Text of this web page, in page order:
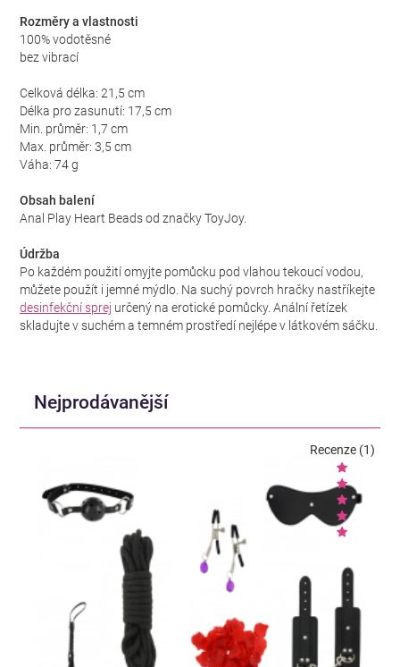
Rozměry a vlastnosti
100% vodotěsné
bez vibrací
Celková délka: 21,5 cm
Délka pro zasunutí: 17,5 cm
Min. průměr: 1,7 cm
Max. průměr: 3,5 cm
Váha: 74 g
Obsah balení
Anal Play Heart Beads od značky ToyJoy.
Údržba
Po každém použití omyjte pomůcku pod vlahou tekoucí vodou,
můžete použít i jemné mýdlo. Na suchý povrch hračky nastříkejte
desinfekční sprej určený na erotické pomůcky. Anální řetízek
skladujte v suchém a temném prostředí nejlépe v látkovém sáčku.
Nejprodávanější
Recenze (1)